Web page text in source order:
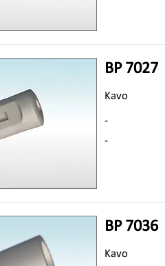
BP 7027
Kavo
-
-
BP 7036
Kavo